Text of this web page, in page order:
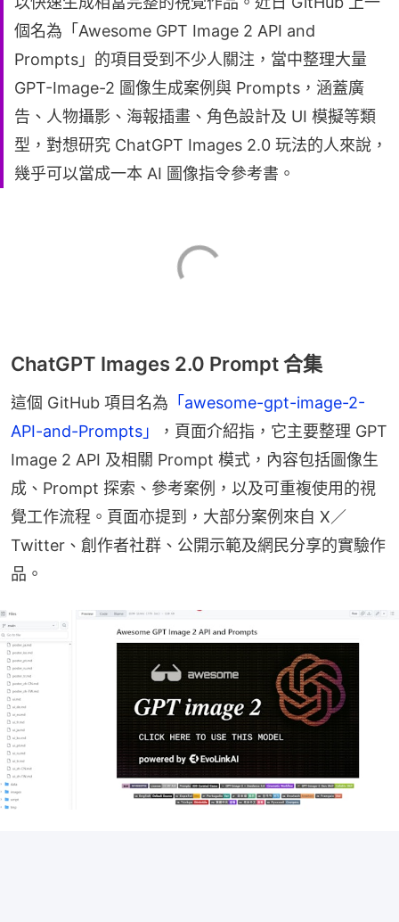
個名為「Awesome GPT Image 2 API and
Prompts」的項目受到不少人關注，當中整理大量
GPT-Image-2 圖像生成案例與 Prompts，涵蓋廣
告、人物攝影、海報插畫、角色設計及 UI 模擬等類
型，對想研究 ChatGPT Images 2.0 玩法的人來說，
幾乎可以當成一本 AI 圖像指令參考書。
ChatGPT Images 2.0 Prompt 合集
這個 GitHub 項目名為 「awesome-gpt-image-2-
API-and-Prompts」
，頁面介紹指，它主要整理 GPT
Image 2 API 及相關 Prompt 模式，內容包括圖像生
成、Prompt 探索、參考案例，以及可重複使用的視
覺工作流程。頁面亦提到，大部分案例來自 X／
Twitter、創作者社群、公開示範及網民分享的實驗作
品。